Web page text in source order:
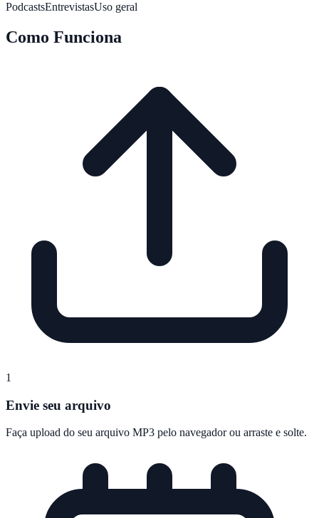
PodcastsEntrevistasUso geral
Como Funciona
1
Envie seu arquivo
Faça upload do seu arquivo MP3 pelo navegador ou arraste e solte.